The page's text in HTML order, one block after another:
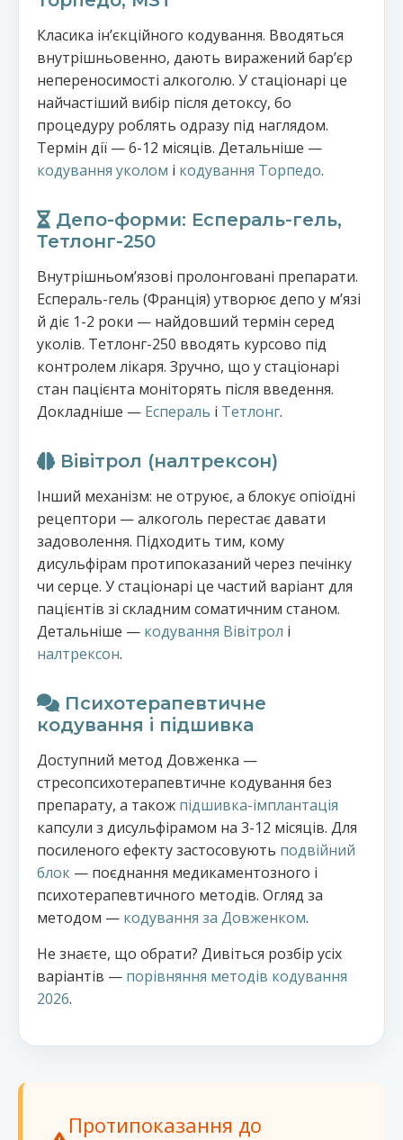
Класика інʼєкційного кодування. Вводяться
внутрішньовенно, дають виражений барʼєр
непереносимості алкоголю. У стаціонарі це
найчастіший вибір після детоксу, бо
процедуру роблять одразу під наглядом.
Термін дії — 6-12 місяців. Детальніше —
кодування уколом і кодування Торпедо.
Депо-форми: Еспераль-гель,
Тетлонг-250
Внутрішньомʼязові пролонговані препарати.
Еспераль-гель (Франція) утворює депо у мʼязі
й діє 1-2 роки — найдовший термін серед
уколів. Тетлонг-250 вводять курсово під
контролем лікаря. Зручно, що у стаціонарі
стан пацієнта моніторять після введення.
Докладніше — Еспераль і Тетлонг.
Вівітрол (налтрексон)
Інший механізм: не отруює, а блокує опіоїдні
рецептори — алкоголь перестає давати
задоволення. Підходить тим, кому
дисульфірам протипоказаний через печінку
чи серце. У стаціонарі це частий варіант для
пацієнтів зі складним соматичним станом.
Детальніше — кодування Вівітрол і
налтрексон.
Психотерапевтичне
кодування і підшивка
Доступний метод Довженка —
стресопсихотерапевтичне кодування без
препарату, а також підшивка-імплантація
капсули з дисульфірамом на 3-12 місяців. Для
посиленого ефекту застосовують подвійний
блок — поєднання медикаментозного і
психотерапевтичного методів. Огляд за
методом — кодування за Довженком.
Не знаєте, що обрати? Дивіться розбір усіх
варіантів — порівняння методів кодування
2026.
Протипоказання до